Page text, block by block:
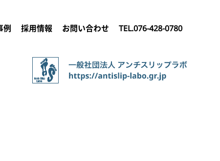
例 採用情報 お問い合わせ TEL.076-428-0780